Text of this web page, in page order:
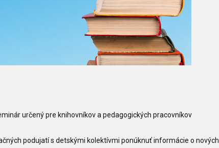
určený pre knihovníkov a pedagogických pracovníkov
podujatí s detskými kolektívmi ponúknuť informácie o nových